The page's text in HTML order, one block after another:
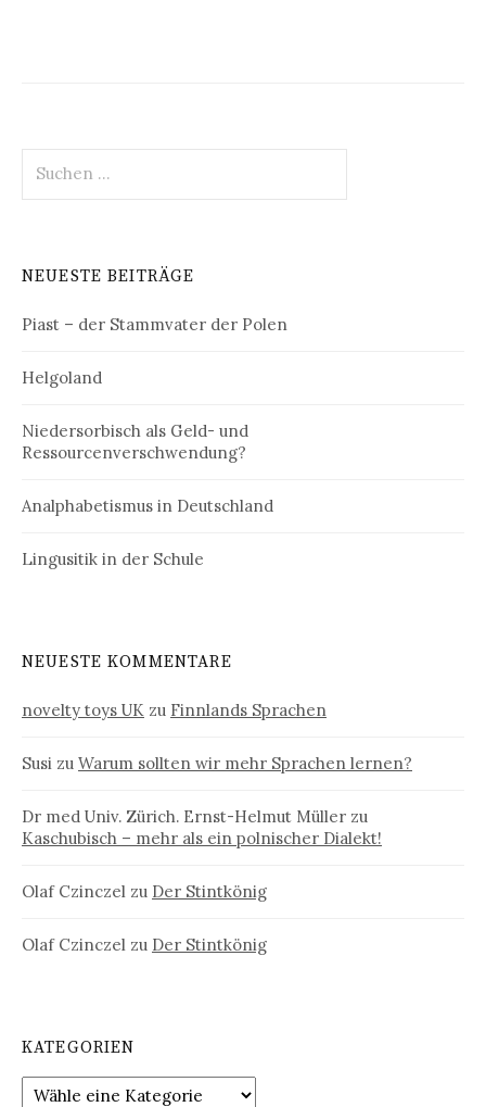
nach:
NEUESTE BEITRÄGE
Piast – der Stammvater der Polen
Helgoland
Niedersorbisch als Geld- und
Ressourcenverschwendung?
Analphabetismus in Deutschland
Lingusitik in der Schule
NEUESTE KOMMENTARE
novelty toys UK zu Finnlands Sprachen
Susi zu Warum sollten wir mehr Sprachen lernen?
Dr med Univ. Zürich. Ernst-Helmut Müller zu
Kaschubisch – mehr als ein polnischer Dialekt!
Olaf Czinczel zu Der Stintkönig
Olaf Czinczel zu Der Stintkönig
KATEGORIEN